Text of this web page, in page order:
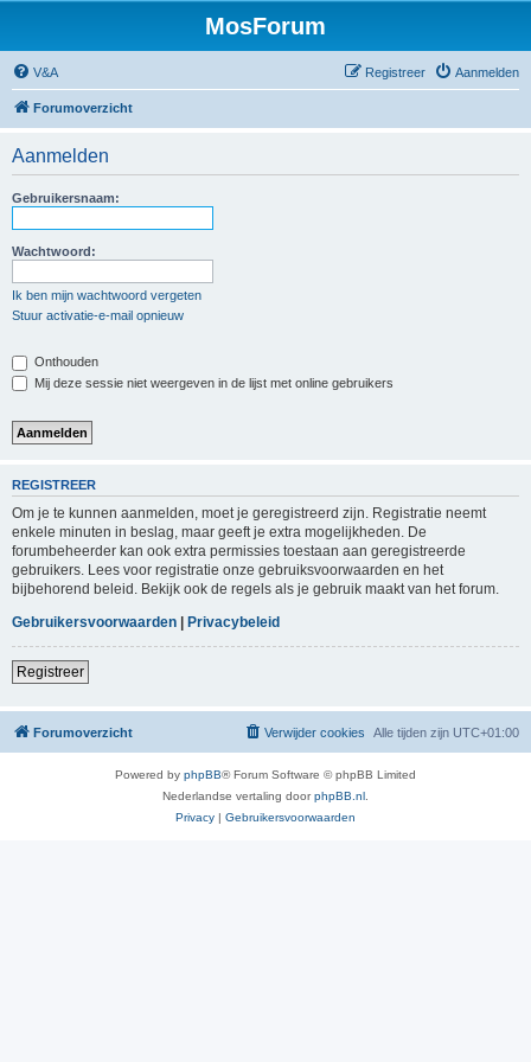
MosForum
V&A Aanmelden
Registreer
Forumoverzicht
Aanmelden
Gebruikersnaam:
Wachtwoord:
Ik ben mijn wachtwoord vergeten
Stuur activatie-e-mail opnieuw
Onthouden
Mij deze sessie niet weergeven in de lijst met online gebruikers
REGISTREER
Om je te kunnen aanmelden, moet je geregistreerd zijn. Registratie neemt
enkele minuten in beslag, maar geeft je extra mogelijkheden. De
forumbeheerder kan ook extra permissies toestaan aan geregistreerde
gebruikers. Lees voor registratie onze gebruiksvoorwaarden en het
bijbehorend beleid. Bekijk ook de regels als je gebruik maakt van het forum.
Gebruikersvoorwaarden | Privacybeleid
Registreer
Forumoverzicht Alle tijden zijn UTC+01:00
Verwijder cookies
Powered by phpBB® Forum Software © phpBB Limited
Nederlandse vertaling doorphpBB.nl
Privacy | Gebruikersvoorwaarden